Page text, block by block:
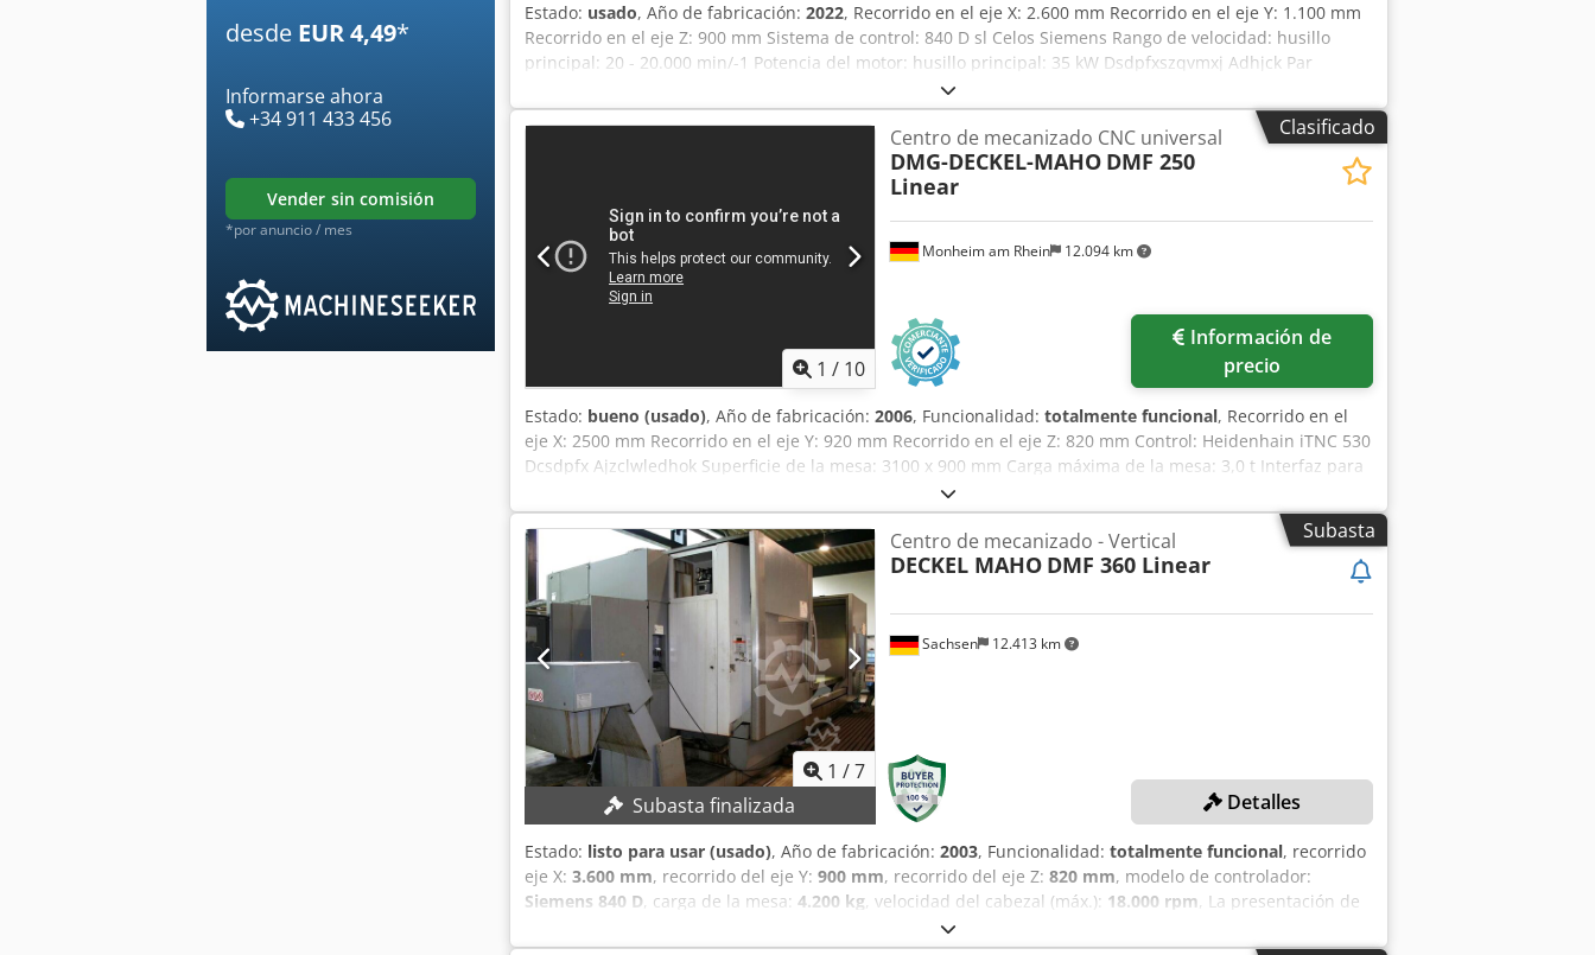
desde EUR 4,49*
Informarse ahora
+34 911 433 456
vender sin comisión
*por anuncio / mes
Estado: usado, Año de fabricación: 2022, Recorrido en el eje X: 2.600 mm Recorrido en el eje Y: 1.100 mm
Recorrido en el eje Z: 900 mm Sistema de control: 840 D sl Celos Siemens Rango de velocidad: husillo
principal: 20 - 20.000 min/-1 Potencia del motor: husillo principal: 35 kW Dsdpfxszqvmxj Adhjck Par
máximo: 120 Nm Cono de herramienta: SK 40, DIN 69871 Inclinación: B: +/- 100 ° Superficie de sujeción de
la mesa: 3.200 x 1.100 mm Carga máxima de la mesa: 4.000 kg Altura máxima de la pieza: 972 mm
Diámetro de la mesa giratoria: 1.050 mm Eje C: 360 ° Peso máximo de la pieza: 1.200 kg Número de
posiciones para herramientas: 120 Cono de herramienta: SK 40, DIN 69871 Diámetro máximo de la
herramienta: 80 mm Diámetro máximo de la herramienta con espacio libre en la caja adyacente: 130 mm
Longitud máxima de la herramienta: 300 mm Peso máximo de la herramienta: 6,0 kg Velocidad de avance
rápido (X / Y / Z): 40 m/min Velocidad de avance máxima: 40.000 mm/min Fuerza de avance XYZ: 12 / 10 /
12 kN Consumo total de energía: 68 kVA Peso de la máquina: aprox. 28 t Espacio requerido: aprox. 9,0 x
6,0 x 3,3 m Fresadora CNC de 5 ejes con estructura móvil DMG-MORI - DMF 260 11 - Cabezal de fresado
giratorio (eje B) - Mesa giratoria CNC (eje C) - Aprox. 4.930 horas de funcionamiento del husillo - Aprox.
15.000 horas de funcionamiento - SIN elementos de sujeción, SIN herramientas
Clasificado
1 / 10
Monheim am Rhein 12.094 km
Centro de mecanizado CNC universal
DMG-DECKEL-MAHO DMF 250
Linear
precio
Estado: bueno (usado), Año de fabricación: 2006, Funcionalidad: totalmente funcional, Recorrido en el
eje X: 2500 mm Recorrido en el eje Y: 920 mm Recorrido en el eje Z: 820 mm Control: Heidenhain iTNC 530
Dcsdpfx Ajzclwledhok Superficie de la mesa: 3100 x 900 mm Carga máxima de la mesa: 3,0 t Interfaz para
herramientas: HSK-A63 Velocidades del husillo: 20 - 18000 rpm Avance rápido (X, Y, Z): 100 / 60 / 60 m/min
Motor principal (S1/S6): 35 / 25 kW Consumo total de energía: 92 kVA Peso de la máquina: aprox. 25,6 t
Espacio requerido: aprox. 10,3 x 6,2 x 3,3 m Horas de funcionamiento: 113475 Horas del husillo: 58183 (a
junio de 2026) * Controlada en 4 ejes * Control CNC HEIDENHAIN iTNC 530 * Inclinación automática del
cabezal de fresado (eje B): +/- 105 grados * Cambiador de herramientas de 120 posiciones *
Transportador de virutas * Medición láser de herramientas * Sonda de medición (pieza de trabajo) *
Volante electrónico * Armario de control con aire acondicionado La máquina se vende sin dispositivos de
sujeción, tornillo de banco y herramientas.
Subasta
1 /7
Subasta finalizada
Sachsen 12.413 km
Centro de mecanizado - Vertical
DECKEL MAHO DMF 360 Linear
Detalles
Estado: listo para usar (usado), Año de fabricación: 2003, Funcionalidad: totalmente funcional, recorrido
eje X: 3.600 mm, recorrido del eje Y: 900 mm, recorrido del eje Z: 820 mm, modelo de controlador:
Siemens 840 D, carga de la mesa: 4.200 kg, velocidad del cabezal (máx.): 18.000 rpm, La presentación de
una oferta implica el compromiso de recoger el equipo en la fecha límite, es decir, antes del 27.07.2026.
DETALLES TÉCNICOS Recorrido del eje X: 3.600 mm Recorrido del eje Y: 900 mm Recorrido del eje Z: 820